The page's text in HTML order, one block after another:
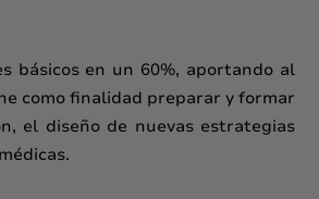
básicos en un 60%, aportando al
como finalidad preparar y formar
el diseño de nuevas estrategias